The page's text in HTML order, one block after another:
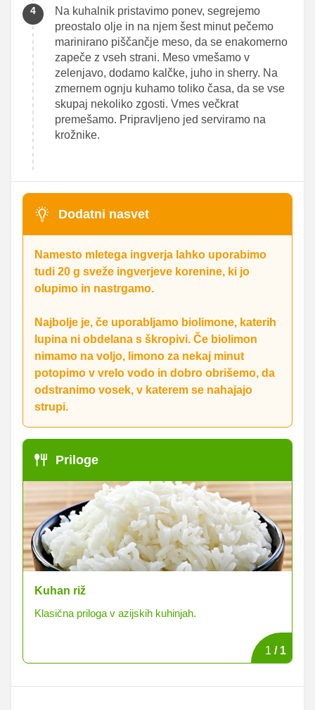
Na kuhalnik pristavimo ponev, segrejemo
preostalo olje in na njem šest minut pečemo
marinirano piščančje meso, da se enakomerno
zapeče z vseh strani. Meso vmešamo v
zelenjavo, dodamo kalčke, juho in sherry. Na
zmernem ognju kuhamo toliko časa, da se vse
skupaj nekoliko zgosti. Vmes večkrat
premešamo. Pripravljeno jed serviramo na
krožnike.
Dodatni nasvet
Namesto mletega ingverja lahko uporabimo
tudi 20 g sveže ingverjeve korenine, ki jo
olupimo in nastrgamo.
Najbolje je, če uporabljamo biolimone, katerih
lupina ni obdelana s škropivi. Če biolimon
nimamo na voljo, limono za nekaj minut
potopimo v vrelo vodo in dobro obrišemo, da
odstranimo vosek, v katerem se nahajajo
strupi.
Priloge
Kuhan riž
Klasična priloga v azijskih kuhinjah.
1 / 1